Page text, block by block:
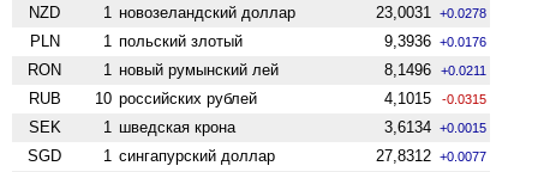
NZD 1 ново­зеландский доллар 23,0031 +0.0278
PLN 1 польский злотый 9,3936 +0.0176
RON 1 новый румынский лей 8,1496 +0.0211
RUB 10 российских рублей 4,1015 -0.0315
SEK 1 шведская крона 3,6134 +0.0015
SGD 1 сингапурский доллар 27,8312 +0.0077